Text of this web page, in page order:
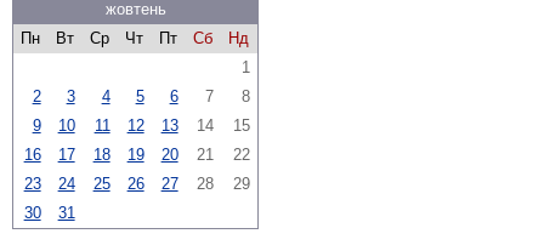
жовтень
Пн
Вт Ср Чт Пт Сб
Нд
1
2
3 4 5 6 7
8
9
10 11 12 13 14
15
16
17 18 19 20 21
22
23
24 25 26 27 28
29
30
31